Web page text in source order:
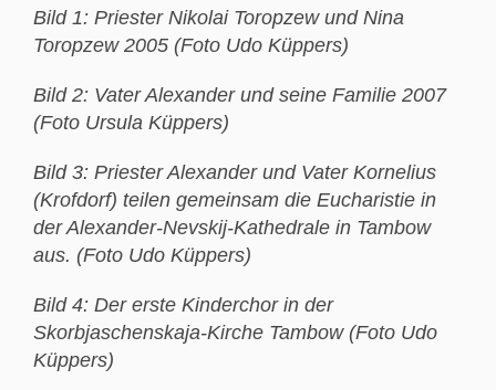
Bild 1: Priester Nikolai Toropzew und Nina
Toropzew 2005 (Foto Udo Küppers)
Bild 2: Vater Alexander und seine Familie 2007
(Foto Ursula Küppers)
Bild 3: Priester Alexander und Vater Kornelius
(Krofdorf) teilen gemeinsam die Eucharistie in
der Alexander-Nevskij-Kathedrale in Tambow
aus. (Foto Udo Küppers)
Bild 4: Der erste Kinderchor in der
Skorbjaschenskaja-Kirche Tambow (Foto Udo
Küppers)